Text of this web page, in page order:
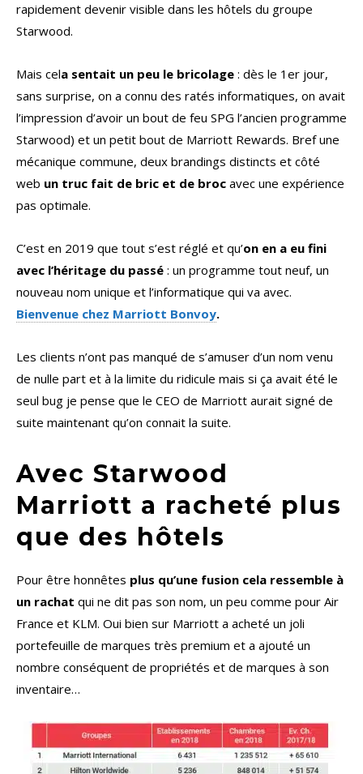
rapidement devenir visible dans les hôtels du groupe
Starwood.
Mais cela sentait un peu le bricolage : dès le 1er jour,
sans surprise, on a connu des ratés informatiques, on avait
l’impression d’avoir un bout de feu SPG l’ancien programme
Starwood) et un petit bout de Marriott Rewards. Bref une
mécanique commune, deux brandings distincts et côté
web un truc fait de bric et de broc avec une expérience
pas optimale.
C’est en 2019 que tout s’est réglé et qu’on en a eu fini
avec l’héritage du passé : un programme tout neuf, un
nouveau nom unique et l’informatique qui va avec.
Bienvenue chez Marriott Bonvoy.
Les clients n’ont pas manqué de s’amuser d’un nom venu
de nulle part et à la limite du ridicule mais si ça avait été le
seul bug je pense que le CEO de Marriott aurait signé de
suite maintenant qu’on connait la suite.
Avec Starwood
Marriott a racheté plus
que des hôtels
Pour être honnêtes plus qu’une fusion cela ressemble à
un rachat qui ne dit pas son nom, un peu comme pour Air
France et KLM. Oui bien sur Marriott a acheté un joli
portefeuille de marques très premium et a ajouté un
nombre conséquent de propriétés et de marques à son
inventaire…